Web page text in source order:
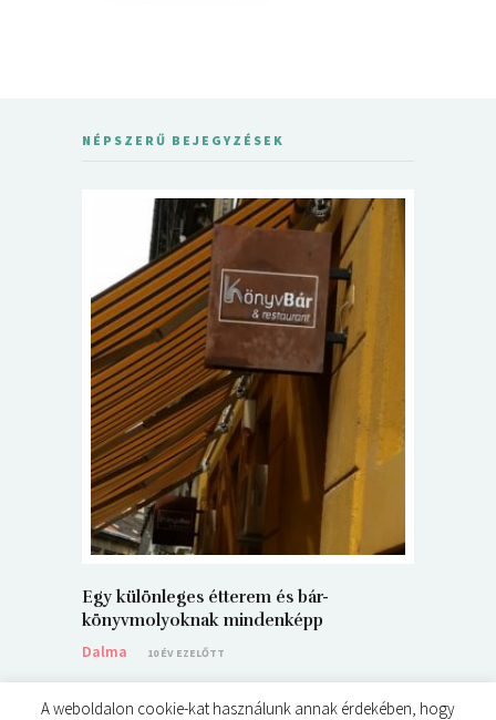
NÉPSZERŰ BEJEGYZÉSEK
Egy különleges étterem és bár-
könyvmolyoknak mindenképp
Dalma
10 ÉV EZELŐTT
A weboldalon cookie-kat használunk annak érdekében, hogy